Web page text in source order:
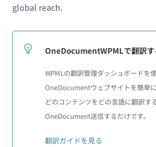
global reach.
OneDocumentWPMLで翻訳す
WPMLの翻訳管理ダッシュボードを使
OneDocumentウェブサイトを簡単に
どのコンテンツをどの言語に翻訳す
OneDocument送信するだけです。
翻訳ガイドを見る